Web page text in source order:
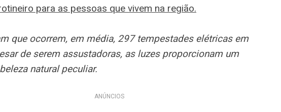
para as pessoas que vivem na região.
que ocorrem, em média, 297 tempestades elétricas em
de serem assustadoras, as luzes proporcionam um
natural peculiar.
ANÚNCIOS